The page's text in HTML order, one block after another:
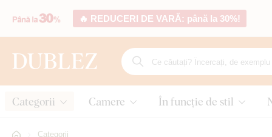
🔥 REDUCERI DE VARĂ: până la 30%!
Categorii Camere În funcție de stil
Categorii